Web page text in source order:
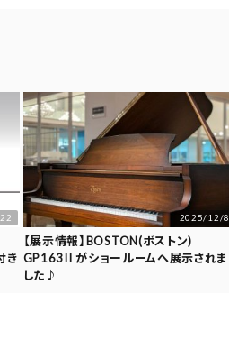
き
2025/12/8
【展示情報】BOSTON(ボストン)
GP163II がショールームへ展示されま
した♪